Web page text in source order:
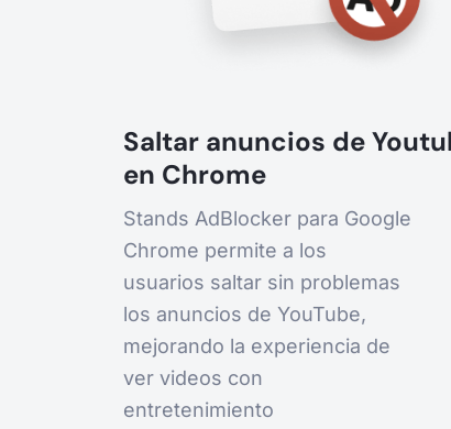
Saltar anuncios de
en Chrome
Stands AdBlocker para Google
Chrome permite a los
usuarios saltar sin problemas
los anuncios de YouTube,
mejorando la experiencia de
ver videos con
entretenimiento